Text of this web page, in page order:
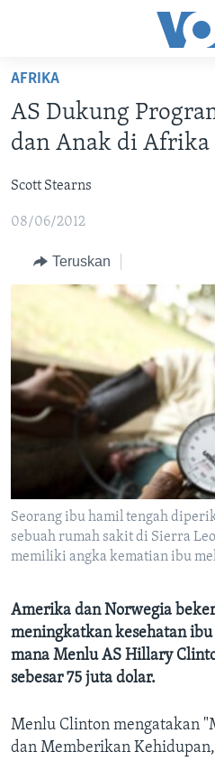
Akses
Lanjut
ke
Konten
Lanjut
ke
Utama
Lanjut
BERANDA
DUNIA
POLYGRAPH
DAFTAR PROGRAM
Learning English
Bahasa-bahasa
AFRIKA
AS Dukung
dan Anak di Afrika
Scott Stearns
08/06/2012
Teruskan
Seorang ibu hamil tengah
sebuah rumah sakit di Sierra
memiliki angka kematian ibu
Amerika dan Norwegia
meningkatkan kesehatan
mana Menlu AS Hillary
sebesar 75 juta dolar.
Menlu Clinton mengatakan
dan Memberikan